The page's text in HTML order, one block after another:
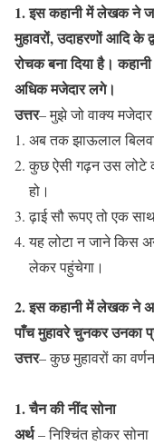
1. इस कहानी में लेखक ने
मुहावरों, उदाहरणों आदि के
रोचक बना दिया है।
अधिक मजेदार लगे।
उत्तर– मुझे जो वाक्य
अब तक झाऊलाल
कुछ ऐसी गढ़न उस लोटे
हो।
ढ़ाई सौ रूपए तो एक
यह लोटा न जाने किस
लेकर पहुंचेगा।
2. इस कहानी में लेखक ने
पाँच मुहावरे चुनकर उनका
उत्तर– कुछ मुहावरों का
1. चैन की नींद सोना
अर्थ– निश्चिंत होकर सोना